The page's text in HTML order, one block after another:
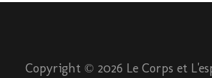
Copyright © 2026 Le Corps et